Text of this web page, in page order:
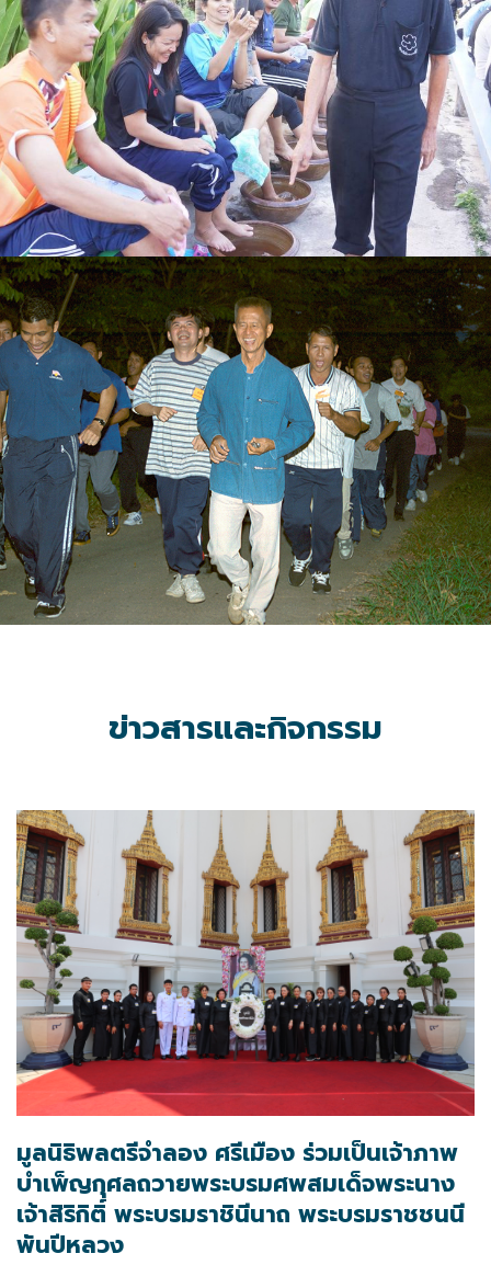
ข่าวสารและกิจกรรม
มูลนิธิพลตรีจำลอง ศรีเมือง ร่วมเป็นเจ้าภาพ
บำเพ็ญกุศลถวายพระบรมศพสมเด็จพระนาง
เจ้าสิริกิติ์ พระบรมราชินีนาถ พระบรมราชชนนี
พันปีหลวง